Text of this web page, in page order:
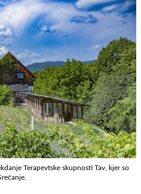
Terapevtske skupnosti Tav, kjer so